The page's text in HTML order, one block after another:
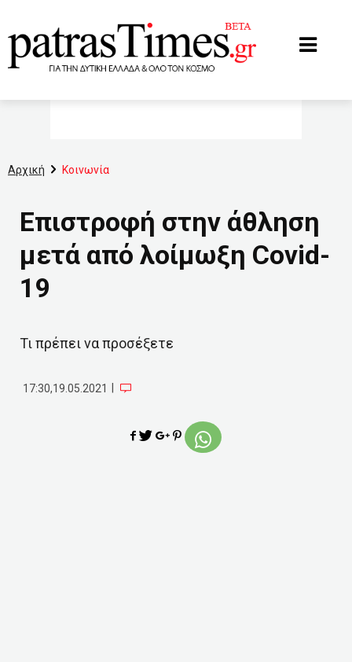
Αρχική Κοινωνία
Επιστροφή στην άθληση
μετά από λοίμωξη Covid-
19
Τι πρέπει να προσέξετε
17:30,19.05.2021